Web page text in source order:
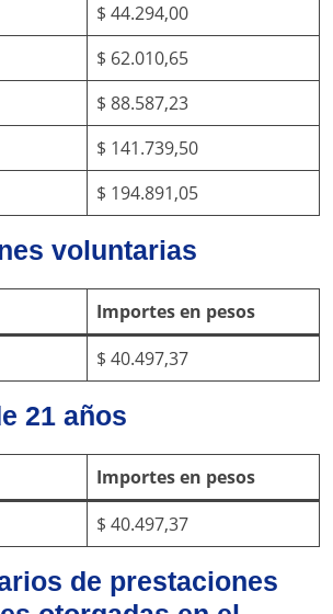
$ 44.294,00
$ 62.010,65
$ 88.587,23
$ 141.739,50
$ 194.891,05
voluntarias
Importes en pesos
$ 40.497,37
21 años
Importes en pesos
$ 40.497,37
de prestaciones